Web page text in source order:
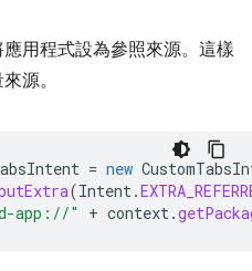
用程式設為參照來源。這樣
源。
= new
(Intent.
app://" + context.